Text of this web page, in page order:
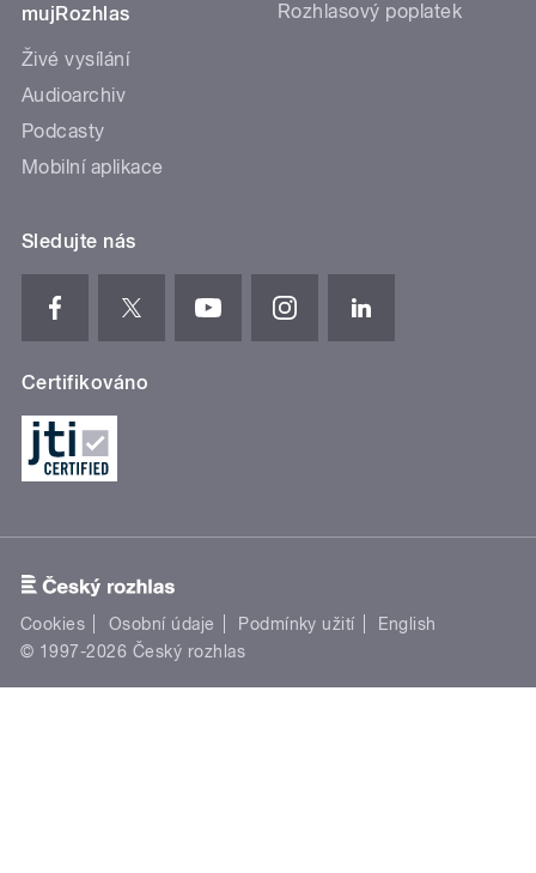
mujRozhlas
Živé vysílání
Audioarchiv
Podcasty
Mobilní aplikace
Rozhlasový poplatek
Sledujte nás
Certifikováno
Cookies Osobní údaje Podmínky užití
English
© 1997-2026 Český rozhlas